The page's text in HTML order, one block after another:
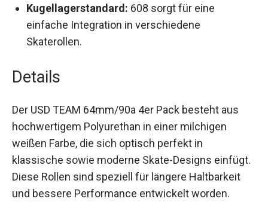
raueren Oberflächen.
Kugellagerstandard:608 sorgt für eine
einfache Integration in verschiedene
Details
Der USD TEAM 64mm/90a 4er Pack besteht aus
hochwertigem Polyurethan in einer milchigen
weißen Farbe, die sich optisch perfekt in
klassische sowie moderne Skate-Designs
einfügt. Diese Rollen sind speziell für längere